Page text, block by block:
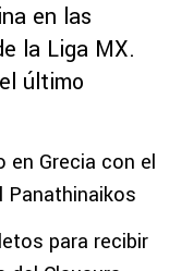
en las
la Liga MX.
último
en Grecia con el
Panathinaikos
para recibir